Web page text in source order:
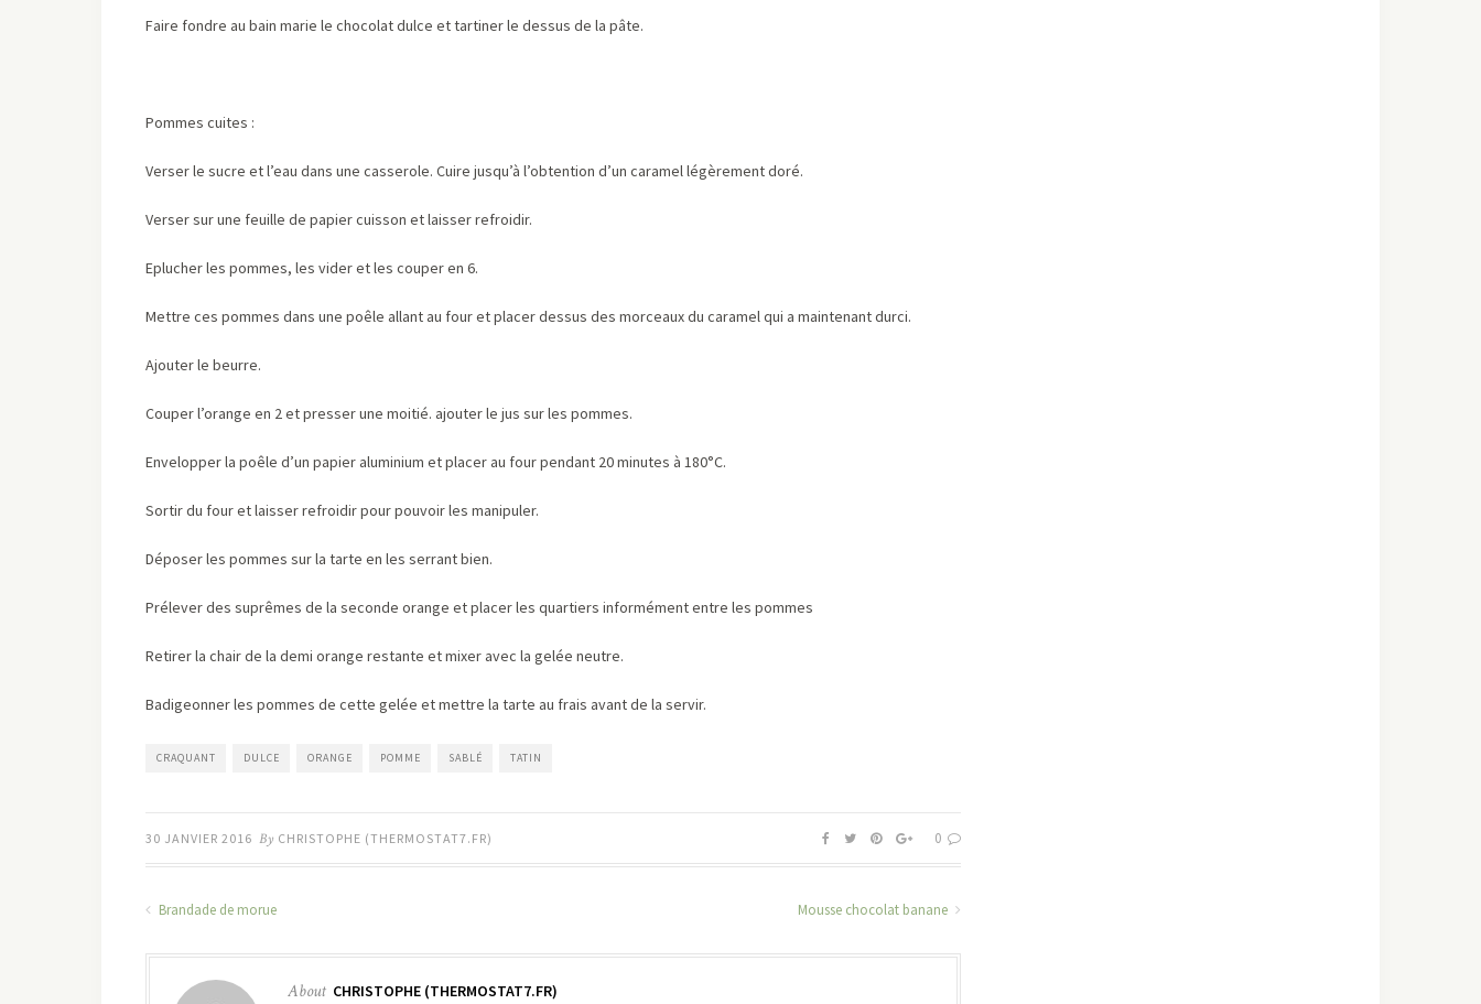
Faire fondre au bain marie le chocolat dulce et tartiner le dessus de la pâte.
Pommes cuites :
Verser le sucre et l’eau dans une casserole. Cuire jusqu’à l’obtention d’un caramel légèrement doré.
Verser sur une feuille de papier cuisson et laisser refroidir.
Eplucher les pommes, les vider et les couper en 6.
Mettre ces pommes dans une poêle allant au four et placer dessus des morceaux du caramel qui a maintenant durci.
Ajouter le beurre.
Couper l’orange en 2 et presser une moitié. ajouter le jus sur les pommes.
Envelopper la poêle d’un papier aluminium et placer au four pendant 20 minutes à 180°C.
Sortir du four et laisser refroidir pour pouvoir les manipuler.
Déposer les pommes sur la tarte en les serrant bien.
Prélever des suprêmes de la seconde orange et placer les quartiers informément entre les pommes
Retirer la chair de la demi orange restante et mixer avec la gelée neutre.
Badigeonner les pommes de cette gelée et mettre la tarte au frais avant de la servir.
CRAQUANT DULCE ORANGE POMME SABLÉ TATIN
30 JANVIER 2016 By CHRISTOPHE (THERMOSTAT7.FR) 0
Brandade de morue Mousse chocolat banane
About CHRISTOPHE (THERMOSTAT7.FR)